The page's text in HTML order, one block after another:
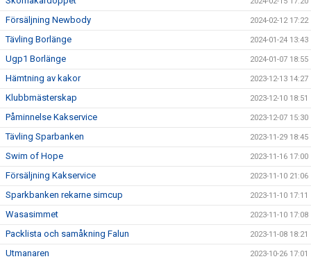
Försäljning Newbody 2024-02-12 17:22
Tävling Borlänge 2024-01-24 13:43
Ugp1 Borlänge 2024-01-07 18:55
Hämtning av kakor 2023-12-13 14:27
Klubbmästerskap 2023-12-10 18:51
Påminnelse Kakservice 2023-12-07 15:30
Tävling Sparbanken 2023-11-29 18:45
Swim of Hope 2023-11-16 17:00
Försäljning Kakservice 2023-11-10 21:06
Sparkbanken rekarne simcup 2023-11-10 17:11
Wasasimmet 2023-11-10 17:08
Packlista och samåkning Falun 2023-11-08 18:21
Utmanaren 2023-10-26 17:01